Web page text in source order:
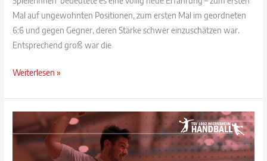
Mal auf ungewohnten Positionen, zum ersten Mal im geordneten
6:6 und gegen Gegner, deren Stärke schwer einzuschätzen war.
Entsprechend groß war die
Traumstart
die
Jugend
Weiterlesen »